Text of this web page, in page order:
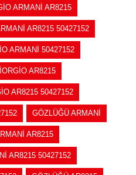
ARMANİ AR8215
AR8215 50427152
ARMANİ 50427152
AR8215
AR8215 50427152
GÖZLÜĞÜ ARMANİ
AR8215
AR8215 50427152